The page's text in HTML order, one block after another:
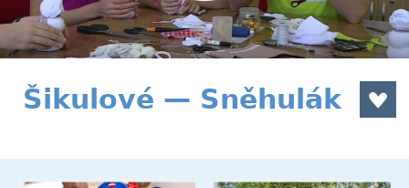
Šikulové — Sněhulák